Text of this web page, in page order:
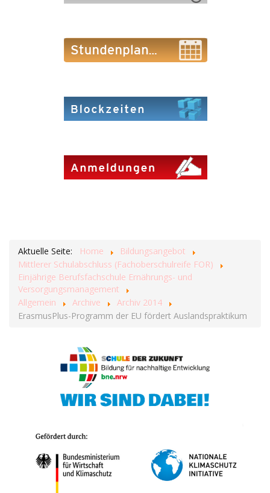
Aktuelle Seite: Home
Bildungsangebot
Mittlerer Schulabschluss (Fachoberschulreife FOR)
Einjährige Berufsfachschule Ernährungs- und
Versorgungsmanagement
Allgemein
Archive
Archiv 2014
ErasmusPlus-Programm der EU fördert Auslandspraktikum